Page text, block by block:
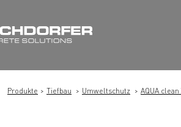
Produkte Tiefbau Umweltschutz AQUA